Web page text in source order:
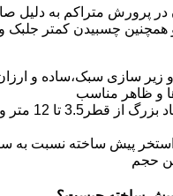
در پرورش متراکم به دلیل
همچنین چسبیدن کمتر جلبک
سازی سبک،ساده و
و ظاهر مناسب
پیش ساخته نسبت به
حجم